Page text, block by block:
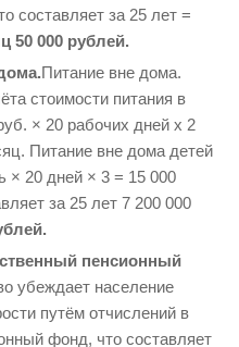
составляет за 25 лет =
50 000 рублей.
Питание вне дома.
стоимости питания в
× 20 рабочих дней х 2
Питание вне дома детей
× 20 дней × 3 = 15 000
за 25 лет 7 200 000
пенсионный
убеждает население
путём отчислений в
фонд, что составляет